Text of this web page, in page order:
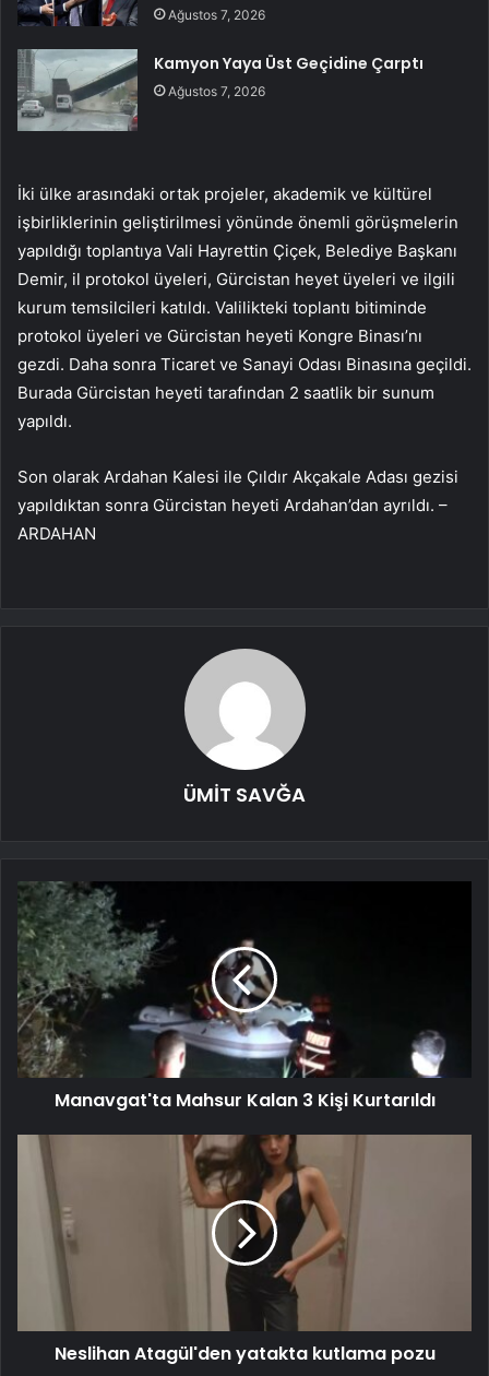
Ağustos 7, 2026
Kamyon Yaya Üst Geçidine Çarptı
Ağustos 7, 2026
İki ülke arasındaki ortak projeler, akademik ve kültürel
işbirliklerinin geliştirilmesi yönünde önemli görüşmelerin
yapıldığı toplantıya Vali Hayrettin Çiçek, Belediye Başkanı
Demir, il protokol üyeleri, Gürcistan heyet üyeleri ve ilgili
kurum temsilcileri katıldı. Valilikteki toplantı bitiminde
protokol üyeleri ve Gürcistan heyeti Kongre Binası’nı
gezdi. Daha sonra Ticaret ve Sanayi Odası Binasına geçildi.
Burada Gürcistan heyeti tarafından 2 saatlik bir sunum
yapıldı.
Son olarak Ardahan Kalesi ile Çıldır Akçakale Adası gezisi
yapıldıktan sonra Gürcistan heyeti Ardahan’dan ayrıldı. –
ARDAHAN
ÜMİT SAVĞA
Manavgat'ta Mahsur Kalan 3 Kişi Kurtarıldı
Neslihan Atagül'den yatakta kutlama pozu